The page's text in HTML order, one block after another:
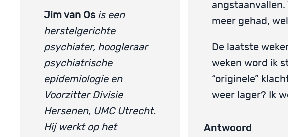
Jim van Os is een
herstelgerichte
psychiater, hoogleraar
psychiatrische
epidemiologie en
Voorzitter Divisie
Hersenen, UMC Utrecht.
Hij werkt op het
angstaanvallen.
meer gehad,
De laatste
weken word ik
“originele”
weer lager? Ik
Antwoord